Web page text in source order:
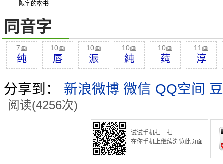
陙字的楷书
同音字
7画
纯
10画
唇
10画
浱
10画
純
10画
莼
11画
淳
分享到： 新浪微博 微信 QQ空间
阅读(4256次)
试试手机扫一扫
在你手机上继续浏览此页面